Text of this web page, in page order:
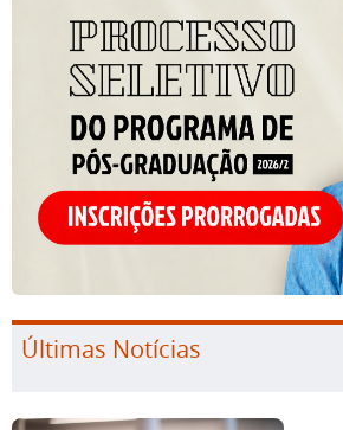
Últimas Notícias